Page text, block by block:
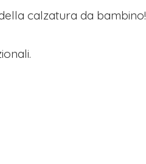
calzatura da bambino!